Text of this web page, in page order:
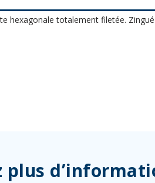
hexagonale totalement filetée.
plus